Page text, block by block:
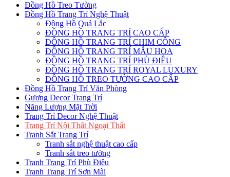
Đồng Hồ Treo Tường
Đồng Hồ Trang Trí Nghệ Thuật
Đồng Hồ Quả Lắc
ĐỒNG HỒ TRANG TRÍ CAO CẤP
ĐỒNG HỒ TRANG TRÍ CHIM CÔNG
ĐỒNG HỒ TRANG TRÍ MẪU HOA
ĐỒNG HỒ TRANG TRÍ PHÙ ĐIÊU
ĐỒNG HỒ TRANG TRÍ ROYAL LUXURY
ĐỒNG HỒ TREO TƯỜNG CAO CẤP
Đồng Hồ Trang Trí Văn Phòng
Gương Decor Trang Trí
Năng Lượng Mặt Trời
Trang Trí Decor Nghệ Thuật
Trang Trí Nội Thât Ngoại Thất
Tranh Sắt Trang Trí
Tranh sắt nghệ thuật cao cấp
Tranh sắt treo tường
Tranh Trang Trí Phù Điêu
Tranh Trang Trí Sơn Mài